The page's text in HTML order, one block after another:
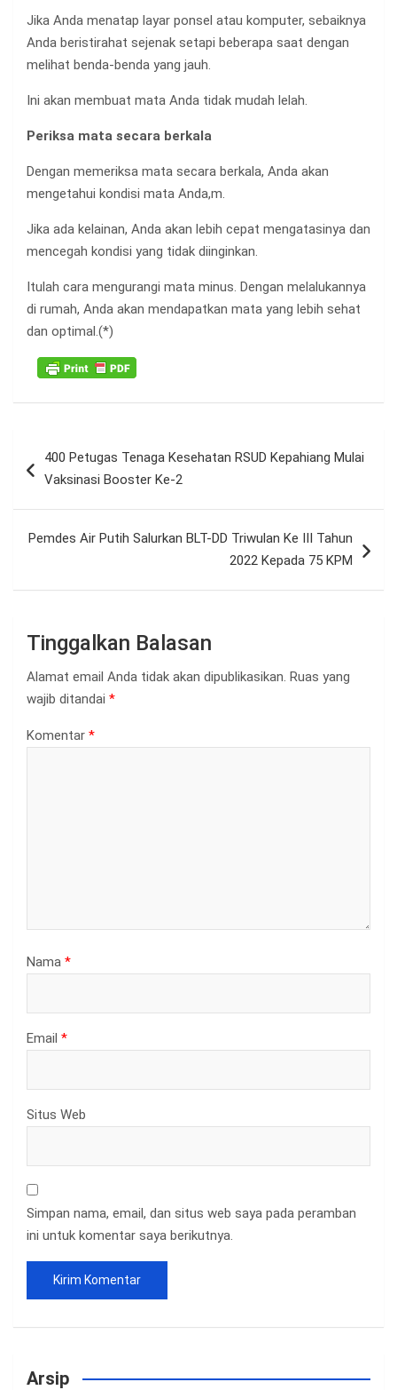
Jika Anda menatap layar ponsel atau komputer, sebaiknya
Anda beristirahat sejenak setapi beberapa saat dengan
melihat benda-benda yang jauh.
Ini akan membuat mata Anda tidak mudah lelah.
Periksa mata secara berkala
Dengan memeriksa mata secara berkala, Anda akan
mengetahui kondisi mata Anda,m.
Jika ada kelainan, Anda akan lebih cepat mengatasinya dan
mencegah kondisi yang tidak diinginkan.
Itulah cara mengurangi mata minus. Dengan melalukannya
di rumah, Anda akan mendapatkan mata yang lebih sehat
dan optimal.(*)
pos400 Petugas Tenaga Kesehatan RSUD Kepahiang Mulai
Vaksinasi Booster Ke-2
Pemdes Air Putih Salurkan BLT-DD Triwulan Ke III Tahun
2022 Kepada 75 KPM
Tinggalkan Balasan
Alamat email Anda tidak akan dipublikasikan. Ruas yang
wajib ditandai *
Komentar *
Nama *
Email *
Situs Web
Simpan nama, email, dan situs web saya pada peramban
ini untuk komentar saya berikutnya.
Arsip